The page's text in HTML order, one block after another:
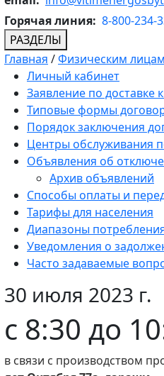
Горячая линия: 8-800-234-
РАЗДЕЛЫ
Главная /Физическим лицам
Личный кабинет
Заявление по доставке
Типовые формы
Порядок заключения
Центры обслуживания
Объявления об
Архив объявлений
Способы оплаты и
Тарифы для населения
Диапазоны
Уведомления о
Часто задаваемые
30 июля 2023 г.
с 8:30 до
в связи с производством